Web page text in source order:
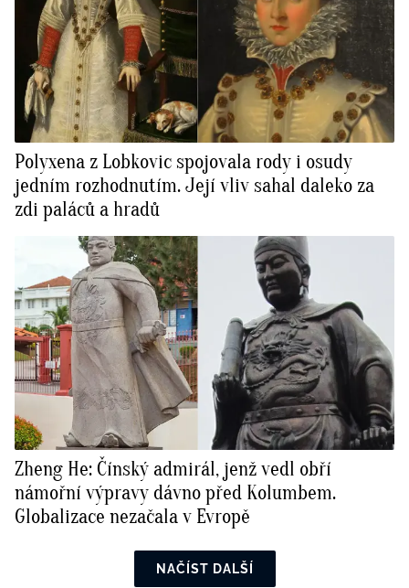
Polyxena z Lobkovic spojovala rody i osudy
jedním rozhodnutím. Její vliv sahal daleko za
zdi paláců a hradů
Zheng He: Čínský admirál, jenž vedl obří
námořní výpravy dávno před Kolumbem.
Globalizace nezačala v Evropě
NAČÍST DALŠÍ